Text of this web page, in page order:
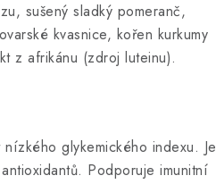
sušený sladký pomeranč,
kvasnice, kořen kurkumy
z afrikánu (zdroj luteinu).
glykemického indexu. Je
Podporuje imunitní